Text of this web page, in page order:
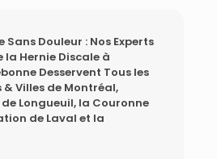
Sans Douleur : Nos Experts
Hernie Discale à
Desservent Tous les
Villes de Montréal,
Longueuil, la Couronne
de Laval et la